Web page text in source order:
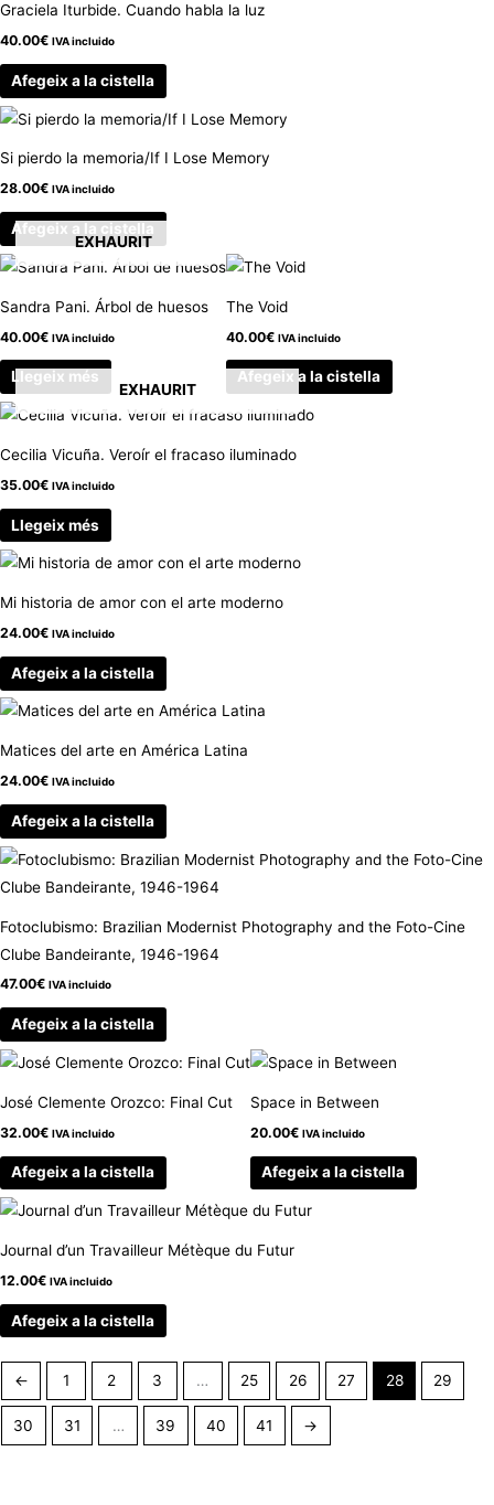
Graciela Iturbide. Cuando habla la luz
40.00€ IVA incluido
Afegeix a la cistella
Si pierdo la memoria/If I Lose Memory
28.00€ IVA incluido
Afegeix a la cistella
EXHAURIT
Sandra Pani. Árbol de huesos
40.00€ IVA incluido
Llegeix més
The Void
40.00€ IVA incluido
Afegeix a la cistella
EXHAURIT
Cecilia Vicuña. Veroír el fracaso iluminado
35.00€ IVA incluido
Llegeix més
Mi historia de amor con el arte moderno
24.00€ IVA incluido
Afegeix a la cistella
Matices del arte en América Latina
24.00€ IVA incluido
Afegeix a la cistella
Fotoclubismo: Brazilian Modernist Photography and the Foto-Cine
Clube Bandeirante, 1946-1964
47.00€ IVA incluido
Afegeix a la cistella
José Clemente Orozco: Final Cut
32.00€ IVA incluido
Afegeix a la cistella
Space in Between
20.00€ IVA incluido
Afegeix a la cistella
Journal d’un Travailleur Métèque du Futur
12.00€ IVA incluido
Afegeix a la cistella
← 1 2 3 … 25 26 27 28 29
30 31 … 39 40 41 →